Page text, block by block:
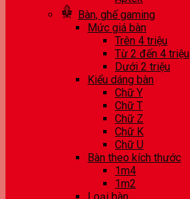
Bàn, ghế gaming
Mức giá bàn
Trên 4 triệu
Từ 2 đến 4 triệu
Dưới 2 triệu
Kiểu dáng bàn
Chữ Y
Chữ T
Chữ Z
Chữ K
Chữ U
Bàn theo kích thước
1m4
1m2